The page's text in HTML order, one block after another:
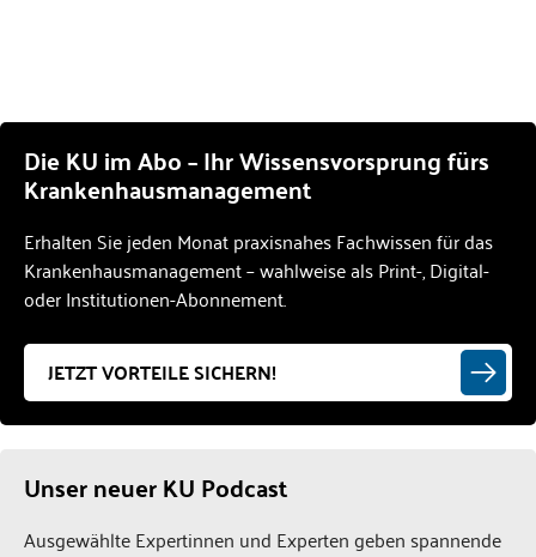
Die KU im Abo – Ihr Wissensvorsprung fürs
Krankenhausmanagement
Erhalten Sie jeden Monat praxisnahes Fachwissen für das
Krankenhausmanagement – wahlweise als Print-, Digital-
oder Institutionen-Abonnement.
JETZT VORTEILE SICHERN!
Unser neuer KU Podcast
Ausgewählte Expertinnen und Experten geben spannende